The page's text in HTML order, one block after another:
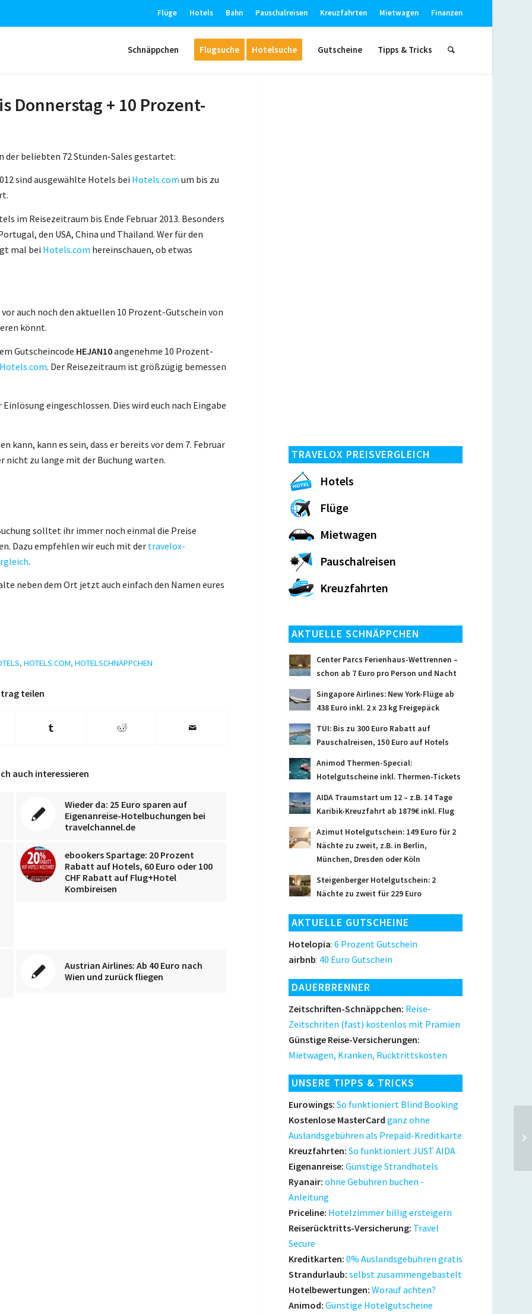
Flüge Hotels Bahn Pauschalreisen Kreuzfahrten Mietwagen Finanzen
Schnäppchen Flugsuche Hotelsuche Gutscheine Tipps & Tricks
Donnerstag + 10 Prozent-
der beliebten 72 Stunden-Sales gestartet:
sind ausgewählte Hotels bei Hotels.com um bis zu
im Reisezeitraum bis Ende Februar 2013. Besonders
den USA, China und Thailand. Wer für den
mal bei Hotels.com hereinschauen, ob etwas
auch noch den aktuellen 10 Prozent-Gutschein von
könnt.
Gutscheincode HEJAN10angenehme 10 Prozent-
Hotels.com. Der Reisezeitraum ist größzügig bemessen
eingeschlossen. Dies wird euch nach Eingabe
kann, kann es sein, dass er bereits vor dem 7. Februar
zu lange mit der Buchung warten.
solltet ihr immer noch einmal die Preise
Dazu empfehlen wir euch mit der travelox-
.
neben dem Ort jetzt auch einfach den Namen eures
, HOTELS.COM, HOTELSCHNÄPPCHEN
teilen
auch interessieren
Wieder da: 25 Euro sparen auf
Eigenanreise-Hotelbuchungen bei
travelchannel.de
ebookers Spartage: 20 Prozent
Rabatt auf Hotels, 60 Euro oder 100
CHF Rabatt auf Flug+Hotel
Kombireisen
Austrian Airlines: Ab 40 Euro nach
Wien und zurück fliegen
TRAVELOX PREISVERGLEICH
Hotels
Flüge
Mietwagen
Pauschalreisen
Kreuzfahrten
AKTUELLE SCHNÄPPCHEN
Center Parcs Ferienhaus-Wettrennen –
schon ab 7 Euro pro Person und Nacht
Singapore Airlines: New York-Flüge ab
438 Euro inkl. 2 x 23 kg Freigepäck
TUI: Bis zu 300 Euro Rabatt auf
Pauschalreisen, 150 Euro auf Hotels
Animod Thermen-Special:
Hotelgutscheine inkl. Thermen-Tickets
AIDA Traumstart um 12 – z.B. 14 Tage
Karibik-Kreuzfahrt ab 1879€ inkl. Flug
Azimut Hotelgutschein: 149 Euro für 2
Nächte zu zweit, z.B. in Berlin,
München, Dresden oder Köln
Steigenberger Hotelgutschein: 2
Nächte zu zweit für 229 Euro
AKTUELLE GUTSCHEINE
Hotelopia: 6 Prozent Gutschein
airbnb: 40 Euro Gutschein
DAUERBRENNER
Zeitschriften-Schnäppchen: Reise-
Zeitschriten (fast) kostenlos mit Prämien
Günstige Reise-Versicherungen:
Mietwagen, Kranken, Rücktrittskosten
UNSERE TIPPS & TRICKS
Eurowings: So funktioniert Blind Booking
Kostenlose MasterCard ganz ohne
Auslandsgebühren als Prepaid-Kreditkarte
Kreuzfahrten: So funktioniert JUST AIDA
Eigenanreise: Günstige Strandhotels
Ryanair: ohne Gebühren buchen -
Anleitung
Priceline: Hotelzimmer billig ersteigern
Reiserücktritts-Versicherung: Travel
Secure
Kreditkarten: 0% Auslandsgebühren gratis
Strandurlaub: selbst zusammengebastelt
Hotelbewertungen: Worauf achten?
Animod: Günstige Hotelgutscheine